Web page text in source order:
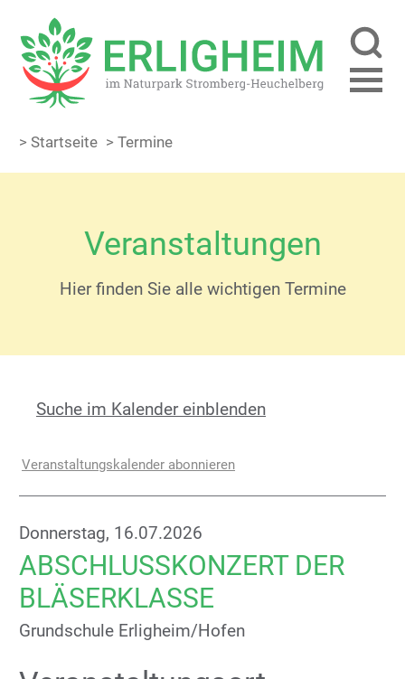
> Startseite > Termine
Veranstaltungen
Hier finden Sie alle wichtigen Termine
Suche im Kalender einblenden
Veranstaltungskalender abonnieren
Donnerstag, 16.07.2026
ABSCHLUSSKONZERT DER
BLÄSERKLASSE
Grundschule Erligheim/Hofen